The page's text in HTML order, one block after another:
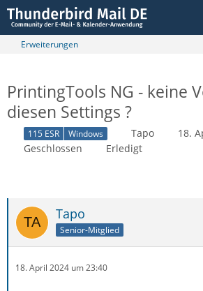
Erweiterungen
PrintingTools NG - keine
diesen Settings ?
115 ESR Windows Tapo
18.
Geschlossen
Erledigt
Tapo
Senior-Mitglied
18. April 2024 um 23:40